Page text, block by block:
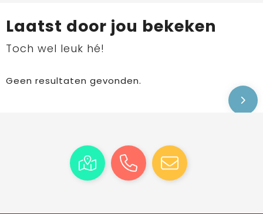
Laatst door jou bekeken
Toch wel leuk hé!
Geen resultaten gevonden.